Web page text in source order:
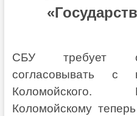
СБУ требует
согласовывать
Коломойского.
Коломойскому